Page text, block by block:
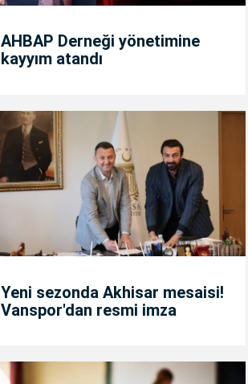
AHBAP Derneği yönetimine
kayyım atandı
Yeni sezonda Akhisar mesaisi!
Vanspor'dan resmi imza